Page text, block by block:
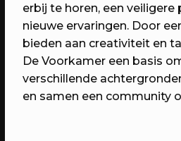
erbij te horen, een veiligere
nieuwe ervaringen. Door
bieden aan creativiteit en
De Voorkamer een basis
verschillende
en samen een community